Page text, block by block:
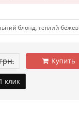
Купить
клик